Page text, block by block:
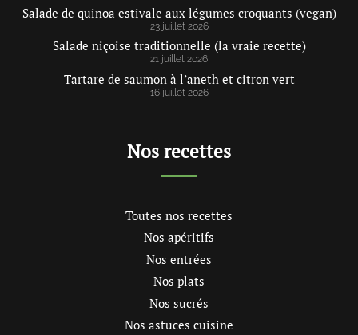
Salade de quinoa estivale aux légumes croquants (vegan)
23 juillet 2026
Salade niçoise traditionnelle (la vraie recette)
21 juillet 2026
Tartare de saumon à l’aneth et citron vert
16 juillet 2026
Nos recettes
Toutes nos recettes
Nos apéritifs
Nos entrées
Nos plats
Nos sucrés
Nos astuces cuisine